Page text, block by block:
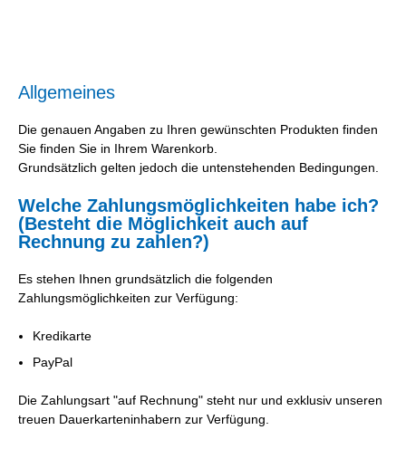
Allgemeines
Die genauen Angaben zu Ihren gewünschten Produkten finden
Sie finden Sie in Ihrem Warenkorb.
Grundsätzlich gelten jedoch die untenstehenden Bedingungen.
Welche Zahlungsmöglichkeiten habe ich?
(Besteht die Möglichkeit auch auf
Rechnung zu zahlen?)
Es stehen Ihnen grundsätzlich die folgenden
Zahlungsmöglichkeiten zur Verfügung:
Kredikarte
PayPal
Die Zahlungsart "auf Rechnung" steht nur und exklusiv unseren
treuen Dauerkarteninhabern zur Verfügung.